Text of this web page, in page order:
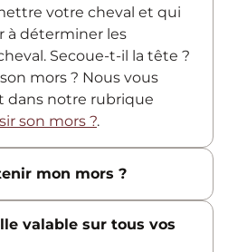
votre cheval et qui
à déterminer les
Secoue-t-il la tête ?
mors ? Nous vous
dans notre rubrique
son mors ?.
mon mors ?
valable sur tous vos